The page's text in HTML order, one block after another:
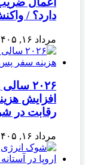
دارد؟ /
مرداد ۱۶, ۱۴۰۵
۲۰۲۶
افزایش
رقابت در
مرداد ۱۶, ۱۴۰۵